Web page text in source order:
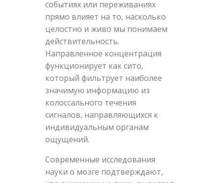
событиях или переживаниях
прямо влияет на то, насколько
целостно и живо мы понимаем
действительность.
Направленное концентрация
функционирует как сито,
который фильтрует наиболее
значимую информацию из
колоссального течения
сигналов, направляющихся к
индивидуальным органам
ощущений.
Современные исследования
науки о мозге подтверждают,